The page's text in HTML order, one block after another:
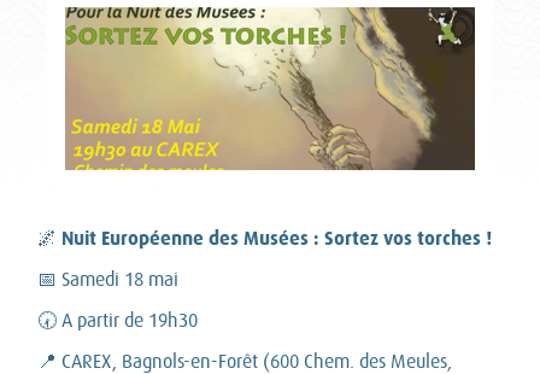
🌌 Nuit Européenne des Musées : Sortez vos torches !
📅 Samedi 18 mai
🕢 A partir de 19h30
📍 CAREX, Bagnols-en-Forêt (600 Chem. des Meules,